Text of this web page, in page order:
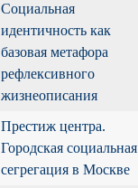
Социальная
идентичность как
базовая метафора
рефлексивного
жизнеописания
Престиж центра.
Городская социальная
сегрегация в Москве